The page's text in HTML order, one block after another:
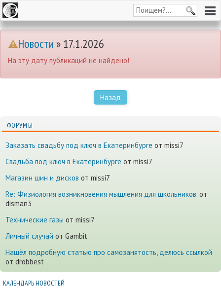
Новости» 17.1.2026
На эту дату публикаций не найдено!
Назад
ФОРУМЫ
Заказать свадьбу под ключ в Екатеринбурге от missi7
Cвадьба под ключ в Екатеринбурге от missi7
Магазин шин и дисков от missi7
Re: Физиология возникновения мышления для школьников. от
disman3
Технические газы от missi7
Личный случай от Gambit
Нашёл подробную статью про самозанятость, делюсь ссылкой
от drobbest
КАЛЕНДАРЬ НОВОСТЕЙ